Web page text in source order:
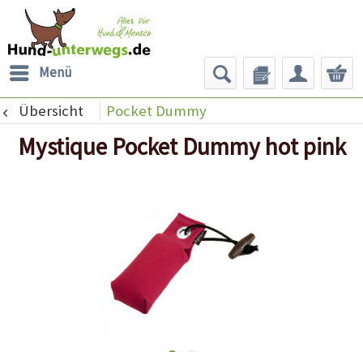
Menü
Übersicht Pocket Dummy
Mystique Pocket Dummy hot pink